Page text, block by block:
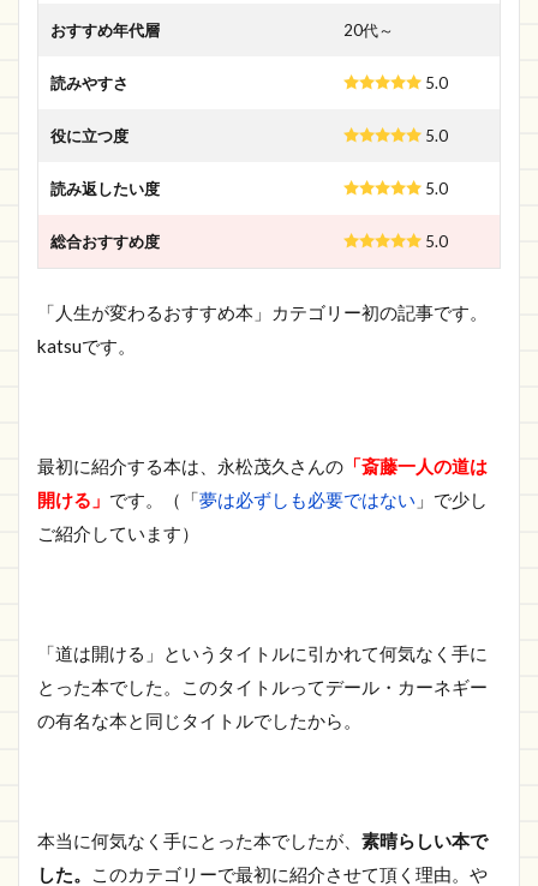
おすすめ年代層 20代～
読みやすさ 5.0
役に立つ度 5.0
読み返したい度 5.0
総合おすすめ度 5.0
「人生が変わるおすすめ本」カテゴリー初の記事です。
katsuです。
最初に紹介する本は、永松茂久さんの 「斎藤一人の道は
開ける」 です。（「夢は必ずしも必要ではない 」で少し
ご紹介しています）
「道は開ける」というタイトルに引かれて何気なく手に
とった本でした。このタイトルってデール・カーネギー
の有名な本と同じタイトルでしたから。
本当に何気なく手にとった本でしたが、 素晴らしい本で
した。
このカテゴリーで最初に紹介させて頂く理由。や